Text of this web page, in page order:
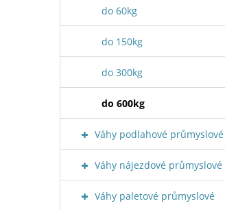
do 60kg
do 150kg
do 300kg
do 600kg
Váhy podlahové průmyslové
Váhy nájezdové průmyslové
Váhy paletové průmyslové